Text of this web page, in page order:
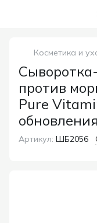
Косметика и
против
Pure
Артикул: ШБ2056